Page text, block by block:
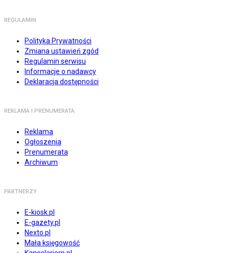
REGULAMIN
Polityka Prywatności
Zmiana ustawień zgód
Regulamin serwisu
Informacje o nadawcy
Deklaracja dostępności
REKLAMA I PRENUMERATA
Reklama
Ogłoszenia
Prenumerata
Archiwum
PARTNERZY
E-kiosk.pl
E-gazety.pl
Nexto.pl
Mała księgowość